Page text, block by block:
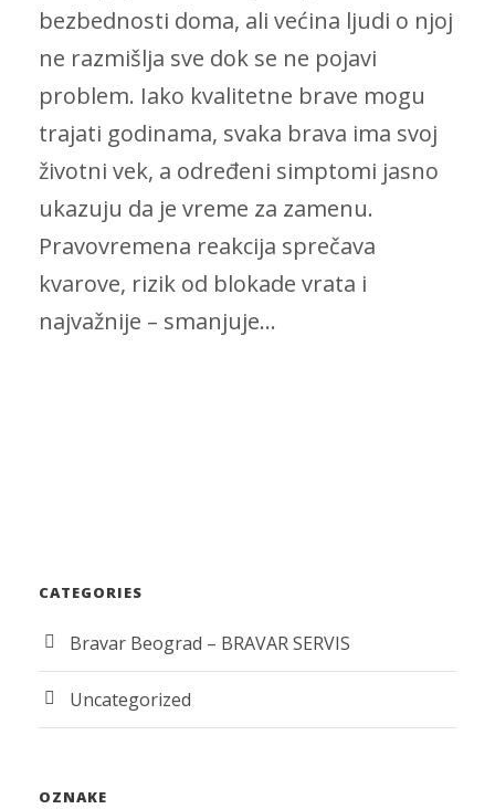
bezbednosti doma, ali većina ljudi o njoj
ne razmišlja sve dok se ne pojavi
problem. Iako kvalitetne brave mogu
trajati godinama, svaka brava ima svoj
životni vek, a određeni simptomi jasno
ukazuju da je vreme za zamenu.
Pravovremena reakcija sprečava
kvarove, rizik od blokade vrata i
najvažnije – smanjuje...
CATEGORIES
Bravar Beograd – BRAVAR SERVIS
Uncategorized
OZNAKE